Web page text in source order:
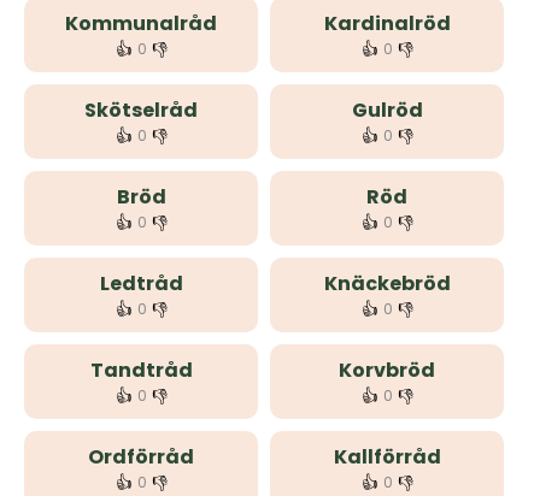
Kommunalråd
👍 0 👎
Kardinalröd
👍 0 👎
Skötselråd
👍 0 👎
Gulröd
👍 0 👎
Bröd
👍 0 👎
Röd
👍 0 👎
Ledtråd
👍 0 👎
Knäckebröd
👍 0 👎
Tandtråd
👍 0 👎
Korvbröd
👍 0 👎
Ordförråd
👍 0 👎
Kallförråd
👍 0 👎